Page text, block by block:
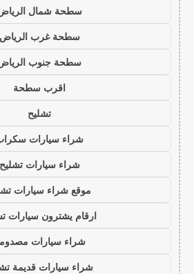
سطحة شمال
سطحة غرب الرياض
سطحة جنوب
اقرب سطحة
تشليح
شراء سيارات
شراء سيارات تشليح
موقع شراء سيارات
ارقام يشترون سيارات
شراء سيارات
شراء سيارات قديمة